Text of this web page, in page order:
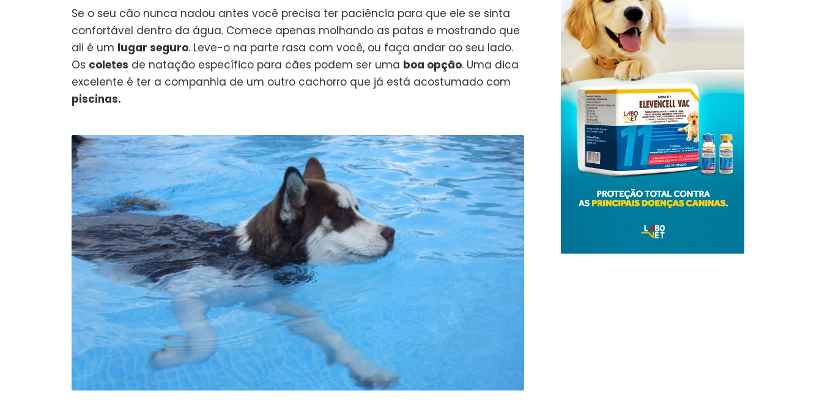
Se o seu cão nunca nadou antes você precisa ter paciência para que ele se sinta
confortável dentro da água. Comece apenas molhando as patas e mostrando que
ali é um lugar seguro. Leve-o na parte rasa com você, ou faça andar ao seu lado.
Os coletes de natação específico para cães podem ser uma boa opção. Uma dica
excelente é ter a companhia de um outro cachorro que já está acostumado com
piscinas.